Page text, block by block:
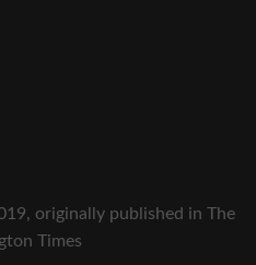
originally published in The
Times